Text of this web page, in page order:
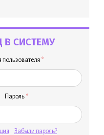
В СИСТЕМУ
пользователя *
Пароль *
Забыли пароль?